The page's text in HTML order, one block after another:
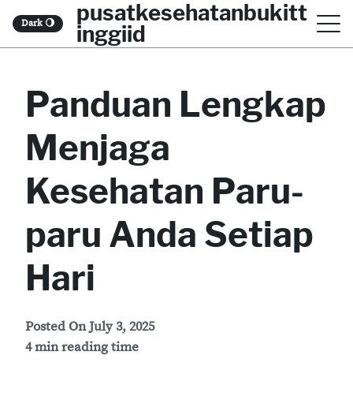
Dark 🌖 pusatkesehatanbukitt
inggiid
Panduan Lengkap
Menjaga
Kesehatan Paru-
paru Anda Setiap
Hari
Posted OnJuly 3, 2025
4 min reading time